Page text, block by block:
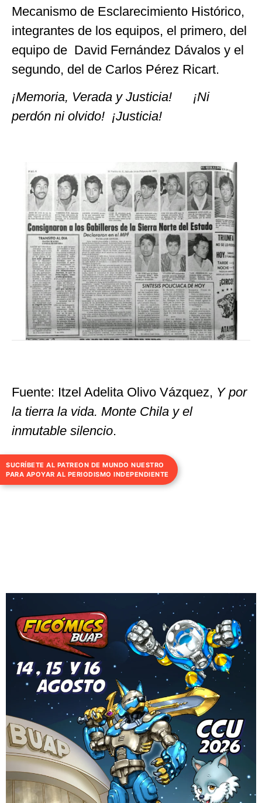
Mecanismo de Esclarecimiento Histórico,
integrantes de los equipos, el primero, del
equipo de David Fernández Dávalos y el
segundo, del de Carlos Pérez Ricart.
¡Memoria, Verada y Justicia! ¡Ni
perdón ni olvido! ¡Justicia!
Fuente: Itzel Adelita Olivo Vázquez, Y por
la tierra la vida. Monte Chila y el
inmutable silencio.
SUCRÍBETE AL PATREON DE MUNDO NUESTRO
PARA APOYAR AL PERIODISMO INDEPENDIENTE